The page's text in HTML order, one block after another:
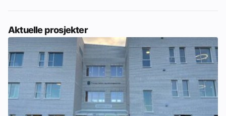
Aktuelle prosjekter